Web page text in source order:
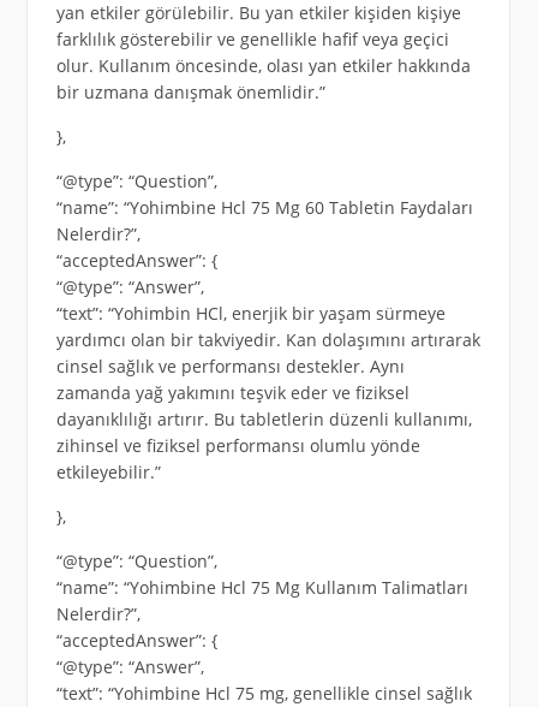
yan etkiler görülebilir. Bu yan etkiler kişiden kişiye
farklılık gösterebilir ve genellikle hafif veya geçici
olur. Kullanım öncesinde, olası yan etkiler hakkında
bir uzmana danışmak önemlidir.”
},
“@type”: “Question”,
“name”: “Yohimbine Hcl 75 Mg 60 Tabletin Faydaları
Nelerdir?”,
“acceptedAnswer”: {
“@type”: “Answer”,
“text”: “Yohimbin HCl, enerjik bir yaşam sürmeye
yardımcı olan bir takviyedir. Kan dolaşımını artırarak
cinsel sağlık ve performansı destekler. Aynı
zamanda yağ yakımını teşvik eder ve fiziksel
dayanıklılığı artırır. Bu tabletlerin düzenli kullanımı,
zihinsel ve fiziksel performansı olumlu yönde
etkileyebilir.”
},
“@type”: “Question”,
“name”: “Yohimbine Hcl 75 Mg Kullanım Talimatları
Nelerdir?”,
“acceptedAnswer”: {
“@type”: “Answer”,
“text”: “Yohimbine Hcl 75 mg, genellikle cinsel sağlık